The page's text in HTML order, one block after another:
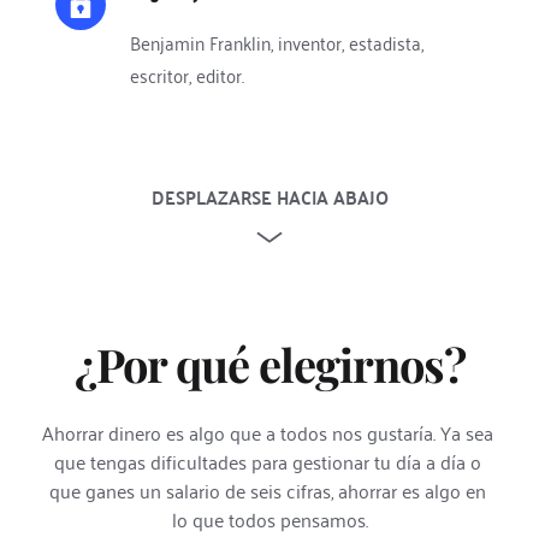
Benjamin Franklin, inventor, estadista,
escritor, editor.
DESPLAZARSE HACIA ABAJO
¿Por qué elegirnos?
Ahorrar dinero es algo que a todos nos gustaría. Ya sea
que tengas dificultades para gestionar tu día a día o
que ganes un salario de seis cifras, ahorrar es algo en
lo que todos pensamos.